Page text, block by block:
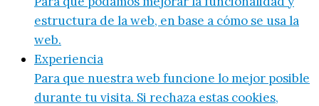
estructura de la web, en base a cómo se usa la
web.
Experiencia
Para que nuestra web funcione lo mejor posible
durante tu visita. Si rechaza estas cookies,